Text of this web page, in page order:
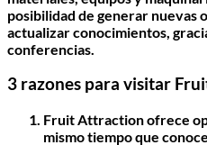
posibilidad de generar nuevas
actualizar conocimientos,
conferencias.
3 razones para visitar
Fruit Attraction ofrece
mismo tiempo que